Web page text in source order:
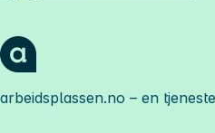
arbeidsplassen.no – en